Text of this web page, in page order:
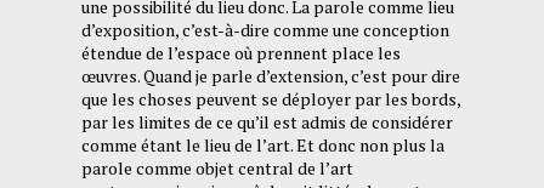
une possibilité du lieu donc. La parole comme lieu
d’exposition, c’est-à-dire comme une conception
étendue de l’espace où prennent place les
œuvres. Quand je parle d’extension, c’est pour dire
que les choses peuvent se déployer par les bords,
par les limites de ce qu’il est admis de considérer
comme étant le lieu de l’art. Et donc non plus la
parole comme objet central de l’art